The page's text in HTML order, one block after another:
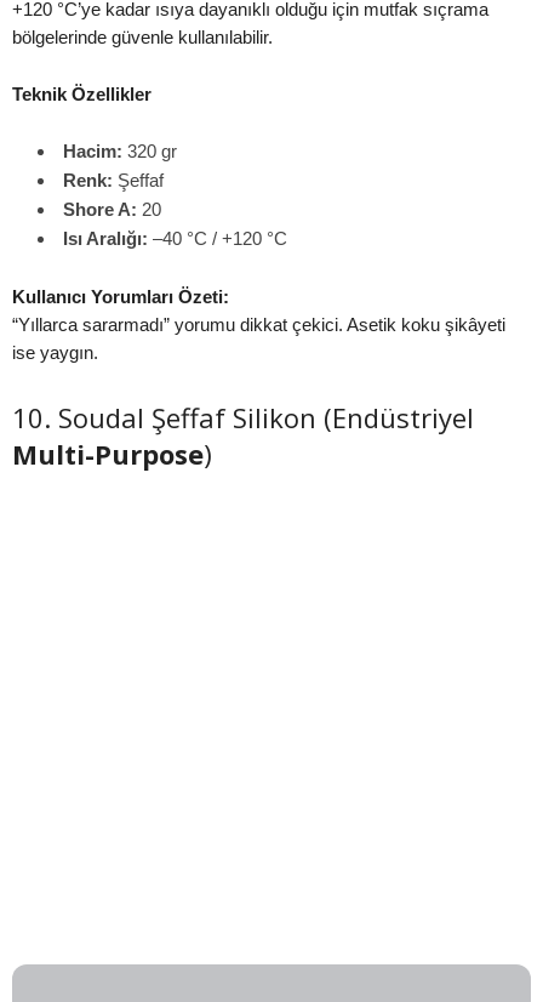
+120 °C’ye kadar ısıya dayanıklı olduğu için mutfak sıçrama
bölgelerinde güvenle kullanılabilir.
Teknik Özellikler
Hacim: 320 gr
Renk: Şeffaf
Shore A: 20
Isı Aralığı: –40 °C / +120 °C
Kullanıcı Yorumları Özeti:
“Yıllarca sararmadı” yorumu dikkat çekici. Asetik koku şikâyeti
ise yaygın.
10. Soudal Şeffaf Silikon (Endüstriyel
Multi-Purpose)